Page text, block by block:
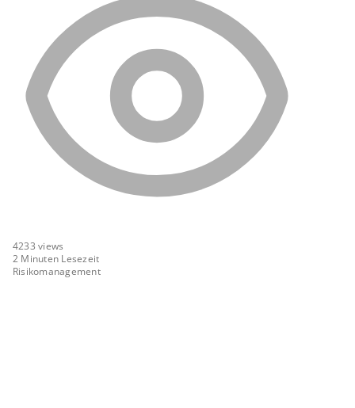
4233 views
2 Minuten Lesezeit
Risikomanagement